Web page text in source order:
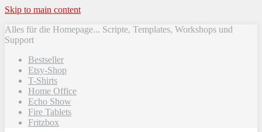
Skip to main content
Alles für die Homepage... Scripte, Templates, Workshops und
Support
Bestseller
Etsy-Shop
T-Shirts
Home Office
Echo Show
Fire Tablets
Fritzbox